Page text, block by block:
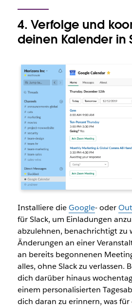
4. Verfolge und
deinen Kalender in
Installiere dieGoogle- oder
für Slack, um Einladungen
abzulehnen, benachrichtigt zu
Änderungen an einer
an bereits begonnenen
alles, ohne Slack zu verlassen.
dich darüber hinaus
einem personalisierten
dich daran zu erinnern, was